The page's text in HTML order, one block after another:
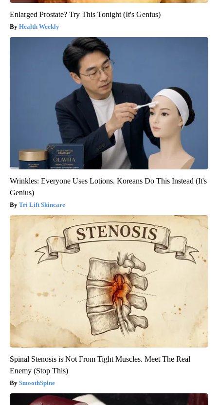
Enlarged Prostate? Try This Tonight (It's Genius)
Health Weekly
Wrinkles: Everyone Uses Lotions. Koreans Do This Instead (It's
Genius)
Tri Lift Skincare
Spinal Stenosis is Not From Tight Muscles. Meet The Real
Enemy (Stop This)
SmoothSpine